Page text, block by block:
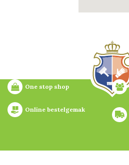
One stop shop
Online bestelgemak